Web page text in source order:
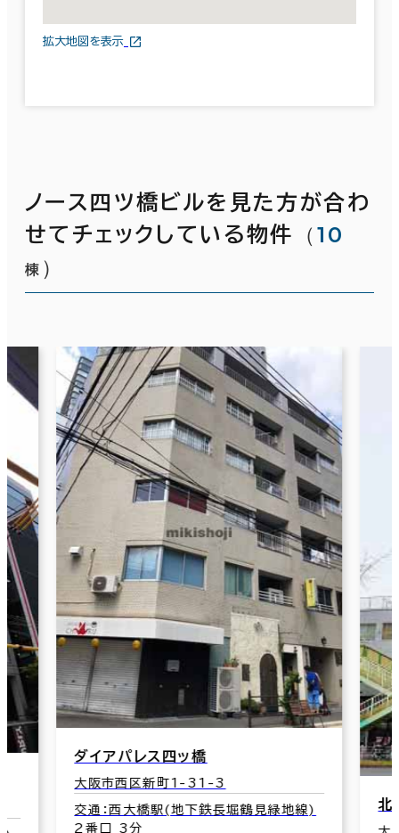
拡大地図を表示
ノース四ツ橋ビルを見た方が合わ
せてチェックしている物件
（10
棟 ）
ダイアパレス四ッ橋
大阪市西区新町1-31-3
交通：西大橋駅(地下鉄長堀鶴見緑地線)
2番口 3分
北